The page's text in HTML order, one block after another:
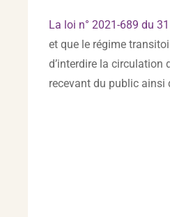
La loi n° 2021-689 du
et que le régime
d’interdire la circulation
recevant du public ainsi